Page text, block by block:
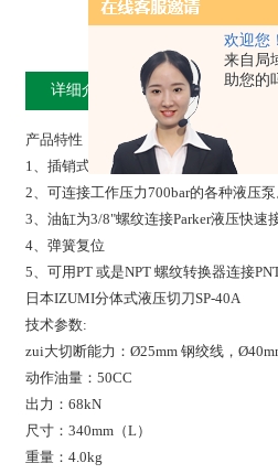
欢迎您！
来自局
助您的
详细介绍
产品特性：
1、插销式刀头设计。
2、可连接工作压力700bar的各种液压泵
3、油缸为3/8"螺纹连接Parker液压快速
4、弹簧复位
5、可用PT 或是NPT 螺纹转换器连接
日本IZUMI分体式液压切刀SP-40A
技术参数:
zui大切断能力：Ø25mm 钢绞线，
动作油量：50CC
出力：68kN
尺寸：340mm（L）
重量：4.0kg